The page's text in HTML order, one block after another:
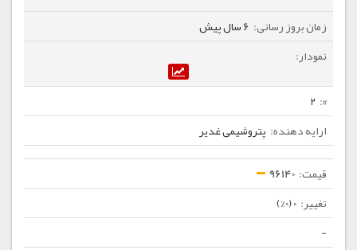
6 سال پیش
2
پتروشیمی غدیر
96140
0 (0%)
-